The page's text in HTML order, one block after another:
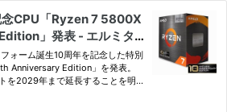
CPU「Ryzen 7 5800X
」発表 - エルミタ
ォーム誕生10周年を記念した特別
Anniversary Edition」を発表。
を2029年まで延長することを明